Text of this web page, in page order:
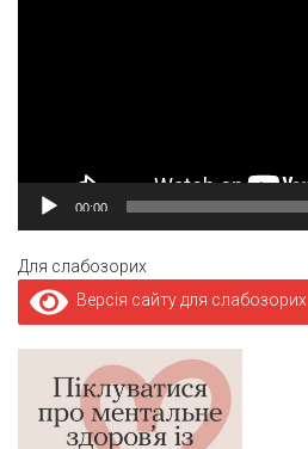
00:00
Для слабозорих
Версія сайту для слабозорих